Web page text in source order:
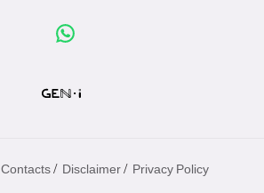
Contacts / Disclaimer / Privacy Policy